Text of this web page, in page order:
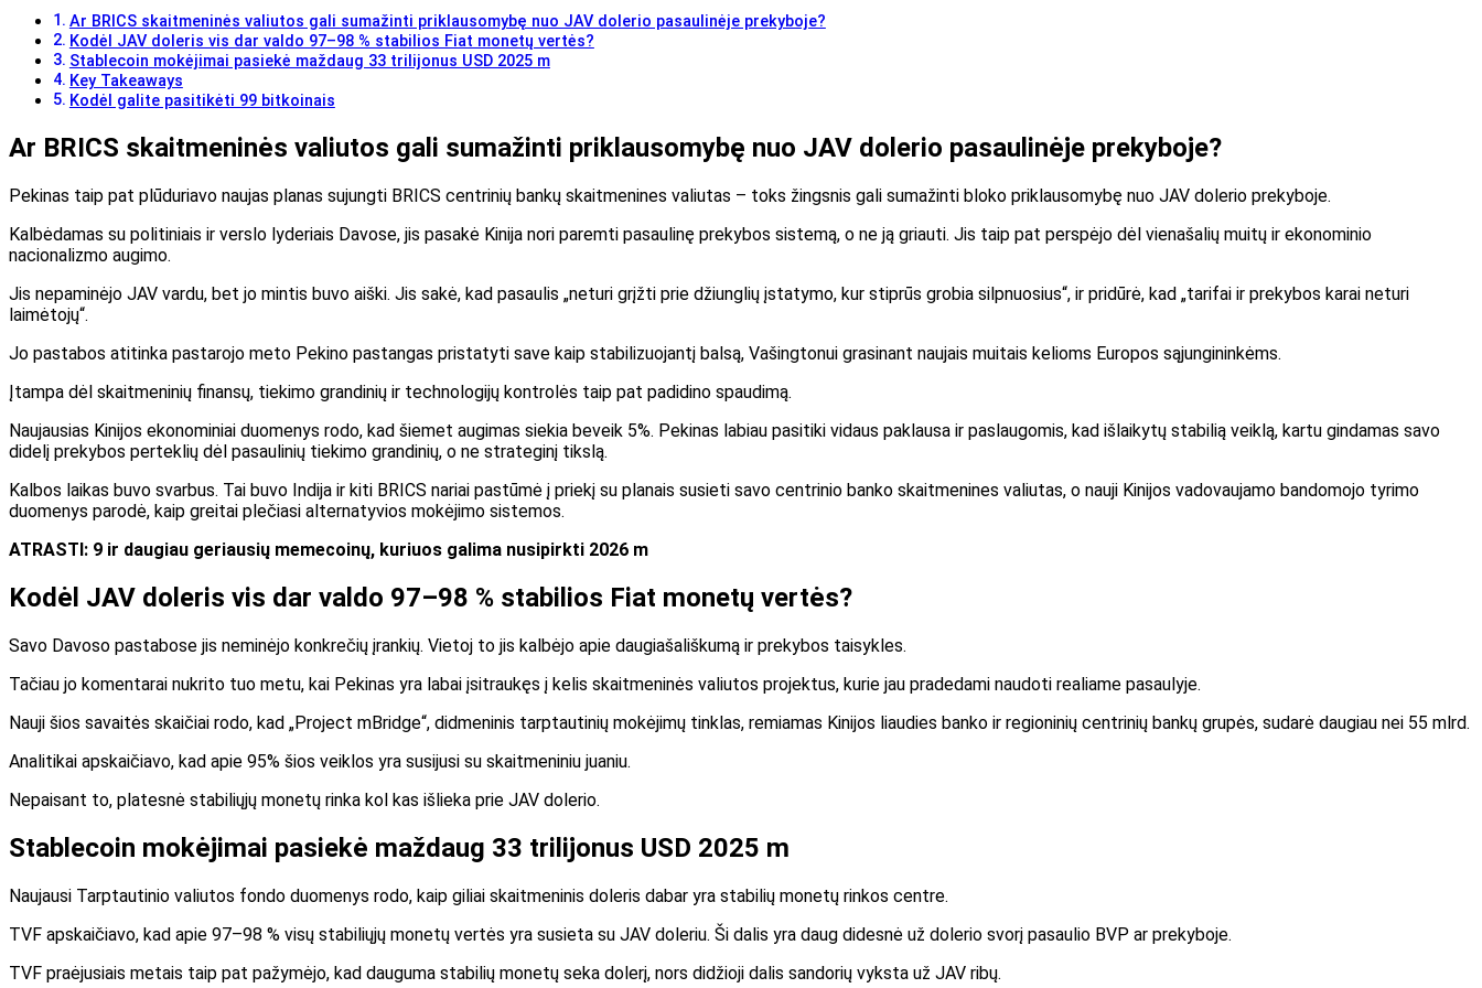
Ar BRICS skaitmeninės valiutos gali sumažinti priklausomybę nuo JAV dolerio pasaulinėje prekyboje?
Kodėl JAV doleris vis dar valdo 97–98 % stabilios Fiat monetų vertės?
Stablecoin mokėjimai pasiekė maždaug 33 trilijonus USD 2025 m
Key Takeaways
Kodėl galite pasitikėti 99 bitkoinais
Ar BRICS skaitmeninės valiutos gali sumažinti priklausomybę nuo JAV dolerio pasaulinėje prekyboje?
Pekinas taip pat plūduriavo naujas planas sujungti BRICS centrinių bankų skaitmenines valiutas – toks žingsnis gali sumažinti bloko priklausomybę nuo JAV dolerio prekyboje.
Kalbėdamas su politiniais ir verslo lyderiais Davose, jis pasakė Kinija nori paremti pasaulinę prekybos sistemą, o ne ją griauti. Jis taip pat perspėjo dėl vienašalių muitų ir ekonominio
nacionalizmo augimo.
Jis nepaminėjo JAV vardu, bet jo mintis buvo aiški. Jis sakė, kad pasaulis „neturi grįžti prie džiunglių įstatymo, kur stiprūs grobia silpnuosius“, ir pridūrė, kad „tarifai ir prekybos karai neturi
laimėtojų“.
Jo pastabos atitinka pastarojo meto Pekino pastangas pristatyti save kaip stabilizuojantį balsą, Vašingtonui grasinant naujais muitais kelioms Europos sąjungininkėms.
Įtampa dėl skaitmeninių finansų, tiekimo grandinių ir technologijų kontrolės taip pat padidino spaudimą.
Naujausias Kinijos ekonominiai duomenys rodo, kad šiemet augimas siekia beveik 5%. Pekinas labiau pasitiki vidaus paklausa ir paslaugomis, kad išlaikytų stabilią veiklą, kartu gindamas savo
didelį prekybos perteklių dėl pasaulinių tiekimo grandinių, o ne strateginį tikslą.
Kalbos laikas buvo svarbus. Tai buvo Indija ir kiti BRICS nariai pastūmė į priekį su planais susieti savo centrinio banko skaitmenines valiutas, o nauji Kinijos vadovaujamo bandomojo tyrimo
duomenys parodė, kaip greitai plečiasi alternatyvios mokėjimo sistemos.
ATRASTI: 9 ir daugiau geriausių memecoinų, kuriuos galima nusipirkti 2026 m
Kodėl JAV doleris vis dar valdo 97–98 % stabilios Fiat monetų vertės?
Savo Davoso pastabose jis neminėjo konkrečių įrankių. Vietoj to jis kalbėjo apie daugiašališkumą ir prekybos taisykles.
Tačiau jo komentarai nukrito tuo metu, kai Pekinas yra labai įsitraukęs į kelis skaitmeninės valiutos projektus, kurie jau pradedami naudoti realiame pasaulyje.
Nauji šios savaitės skaičiai rodo, kad „Project mBridge“, didmeninis tarptautinių mokėjimų tinklas, remiamas Kinijos liaudies banko ir regioninių centrinių bankų grupės, sudarė daugiau nei 55 mlrd.
Analitikai apskaičiavo, kad apie 95% šios veiklos yra susijusi su skaitmeniniu juaniu.
Nepaisant to, platesnė stabiliųjų monetų rinka kol kas išlieka prie JAV dolerio.
Stablecoin mokėjimai pasiekė maždaug 33 trilijonus USD 2025 m
Naujausi Tarptautinio valiutos fondo duomenys rodo, kaip giliai skaitmeninis doleris dabar yra stabilių monetų rinkos centre.
TVF apskaičiavo, kad apie 97–98 % visų stabiliųjų monetų vertės yra susieta su JAV doleriu. Ši dalis yra daug didesnė už dolerio svorį pasaulio BVP ar prekyboje.
TVF praėjusiais metais taip pat pažymėjo, kad dauguma stabilių monetų seka dolerį, nors didžioji dalis sandorių vyksta už JAV ribų.